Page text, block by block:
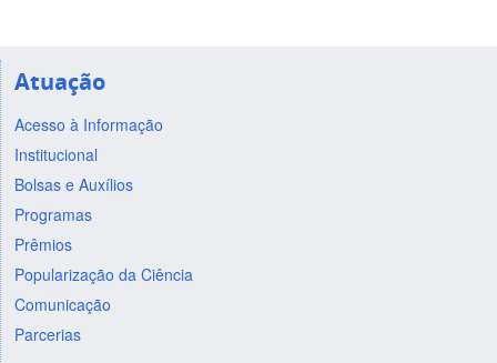
Atuação
Acesso à Informação
Institucional
Bolsas e Auxílios
Programas
Prêmios
Popularização da Ciência
Comunicação
Parcerias